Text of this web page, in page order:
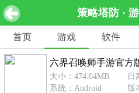
策略塔防 ·
网游分类
休闲益智
462款游戏
赛车竞
122款
首页 游戏 软件
六界召唤师手游官方
六界召唤师手游官方
大小：474.64MB
日
系统：Android
版